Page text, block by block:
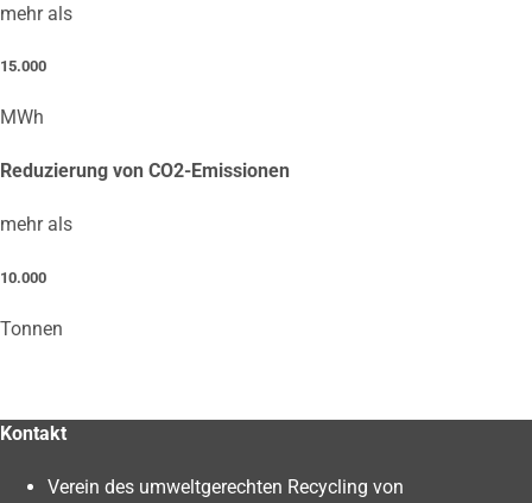
mehr als
15.000
MWh
Reduzierung von CO2-Emissionen
mehr als
10.000
Tonnen
Kontakt
Verein des umweltgerechten Recycling von